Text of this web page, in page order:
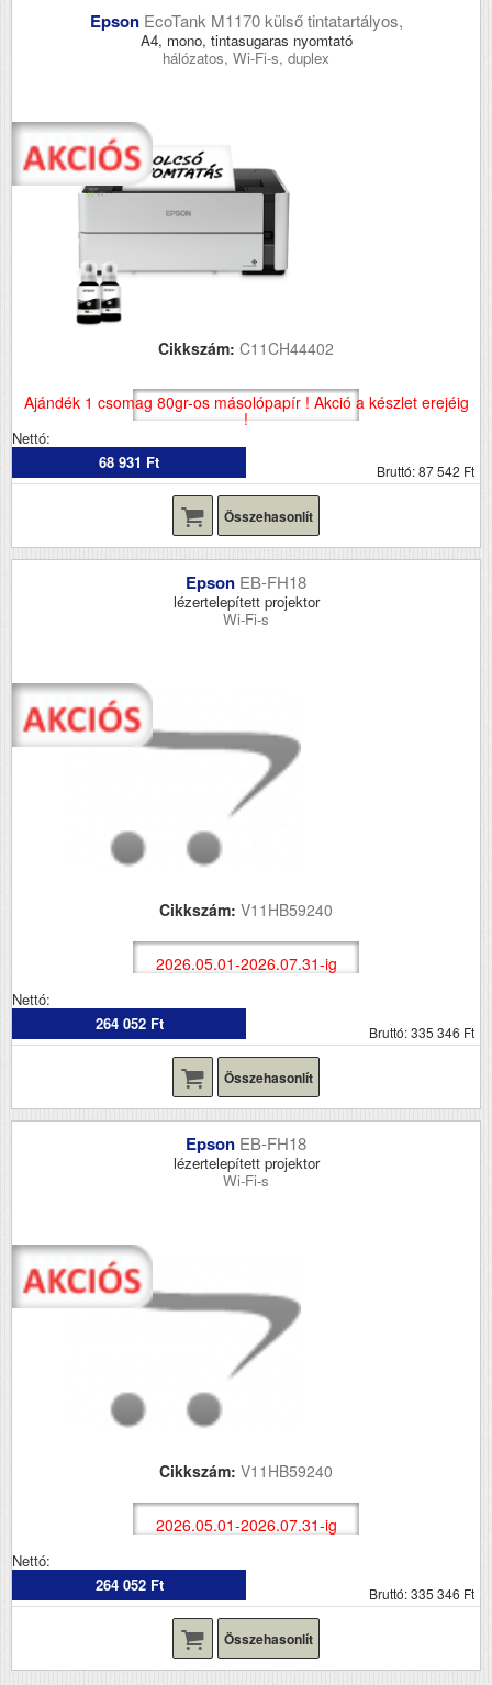
Epson EcoTank M1170 külső tintatartályos,
A4, mono, tintasugaras nyomtató
hálózatos, Wi-Fi-s, duplex
Cikkszám: C11CH44402
Ajándék 1 csomag 80gr-os másolópapír ! Akció a készlet erejéig
!
Nettó:
68 931 Ft
Bruttó: 87 542 Ft
Összehasonlít
Epson EB-FH18
lézertelepített projektor
Wi-Fi-s
Cikkszám: V11HB59240
2026.05.01-2026.07.31-ig
Nettó:
264 052 Ft
Bruttó: 335 346 Ft
Összehasonlít
Epson EB-FH18
lézertelepített projektor
Wi-Fi-s
Cikkszám: V11HB59240
2026.05.01-2026.07.31-ig
Nettó:
264 052 Ft
Bruttó: 335 346 Ft
Összehasonlít